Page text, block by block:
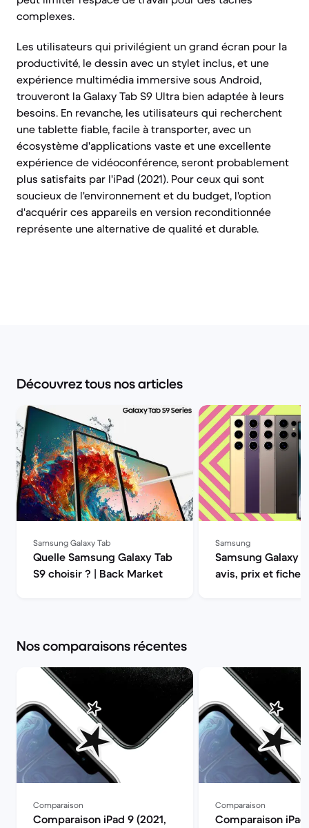
complexes.
Les utilisateurs qui privilégient un grand écran pour la
productivité, le dessin avec un stylet inclus, et une
expérience multimédia immersive sous Android,
trouveront la Galaxy Tab S9 Ultra bien adaptée à leurs
besoins. En revanche, les utilisateurs qui recherchent
une tablette fiable, facile à transporter, avec un
écosystème d'applications vaste et une excellente
expérience de vidéoconférence, seront probablement
plus satisfaits par l'iPad (2021). Pour ceux qui sont
soucieux de l'environnement et du budget, l'option
d'acquérir ces appareils en version reconditionnée
représente une alternative de qualité et durable.
Découvrez tous nos articles
Samsung Galaxy Tab
Quelle Samsung Galaxy Tab
S9 choisir ? | Back Market
Samsung
Samsung Galaxy
avis, prix et fiche
Nos comparaisons récentes
Comparaison
Comparaison iPad 9 (2021,
Comparaison
Comparaison iPad